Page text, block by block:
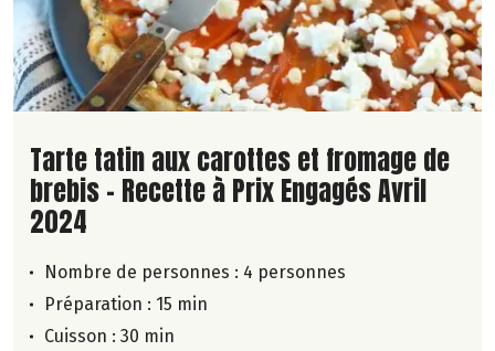
Lire la suite de la recette
Tarte tatin aux carottes et fromage de
brebis - Recette à Prix Engagés Avril
2024
Nombre de personnes : 4 personnes
Préparation : 15 min
Cuisson : 30 min